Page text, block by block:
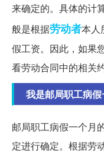
来确定的。具体的计
般是根据劳动者本人
假工资。因此，如果
看劳动合同中的相关
我是邮局职工病
邮局职工病假一个月
定进行确定。根据劳